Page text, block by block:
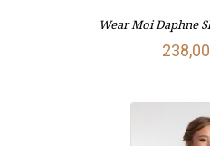
Wear Moi Daphne